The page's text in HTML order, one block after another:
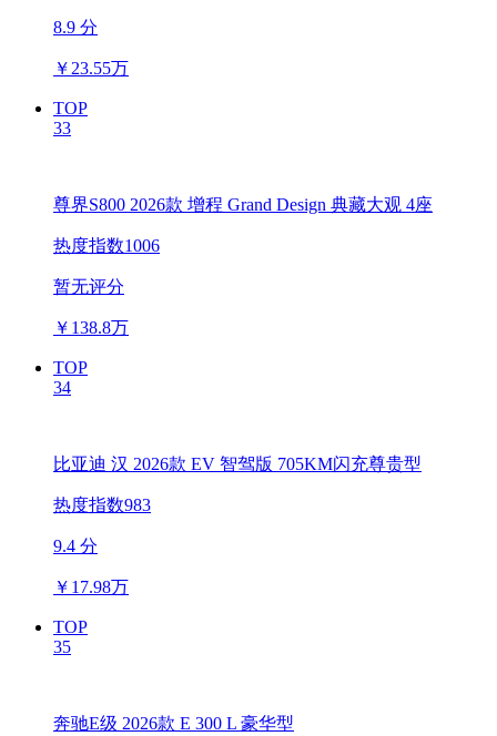
8.9 分
￥ 23.55万
TOP
33
尊界S800 2026款 增程 Grand Design 典藏大观 4座
热度指数1006
暂无评分
￥ 138.8万
TOP
34
比亚迪 汉 2026款 EV 智驾版 705KM闪充尊贵型
热度指数983
9.4 分
￥ 17.98万
TOP
35
奔驰E级 2026款 E 300 L 豪华型